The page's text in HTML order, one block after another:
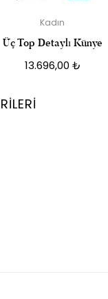
Kadın
Üç Top Detaylı Künye
13.696,00 ₺